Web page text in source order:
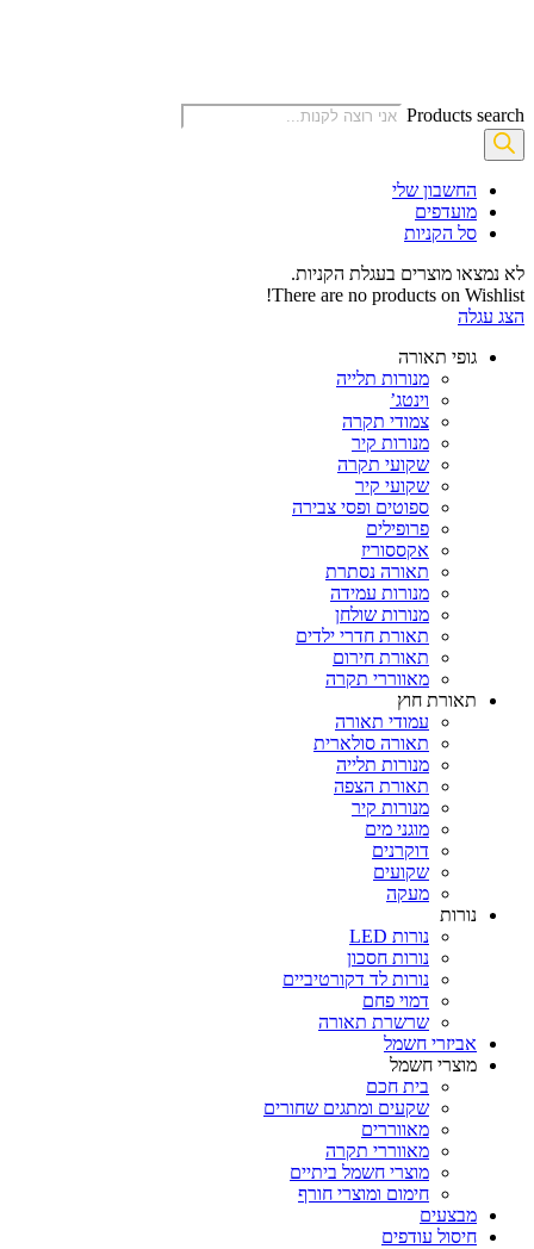
Products search
החשבון שלי‬
‫מועדפים‬‬
סל הקניות
לא נמצאו מוצרים בעגלת הקניות.
There are no products on Wishlist!
הצג עגלה
גופי תאורה
מנורות תלייה
וינטג’
צמודי תקרה
מנורות קיר
שקועי תקרה
שקועי קיר
ספוטים ופסי צבירה
פרופילים
אקססוריז
תאורה נסתרת
מנורות עמידה
מנורות שולחן
תאורת חדרי ילדים
תאורת חירום
מאווררי תקרה
תאורת חוץ
עמודי תאורה
תאורה סולארית
מנורות תלייה
תאורת הצפה
מנורות קיר
מוגני מים
דוקרנים
שקועים
מעקה
נורות
נורות LED
נורות חסכון
נורות לד דקורטיביים
דמוי פחם
שרשרת תאורה
אביזרי חשמל
מוצרי חשמל
בית חכם
שקעים ומתגים שחורים
מאווררים
מאווררי תקרה
מוצרי חשמל ביתיים
חימום ומוצרי חורף
מבצעים
חיסול עודפים